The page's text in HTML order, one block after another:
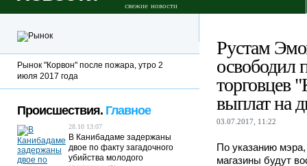
свежие новости
Рустам
освободил
торговцев
выплат на
03.07.2017, 11:22
По указанию мэра,
магазины будут
Рынок "Корвон" после пожара, утро 2
июля 2017 года
Происшествия. Главное
28.10 13:07
В Канибадаме задержаны
двое по факту загадочного
убийства молодого